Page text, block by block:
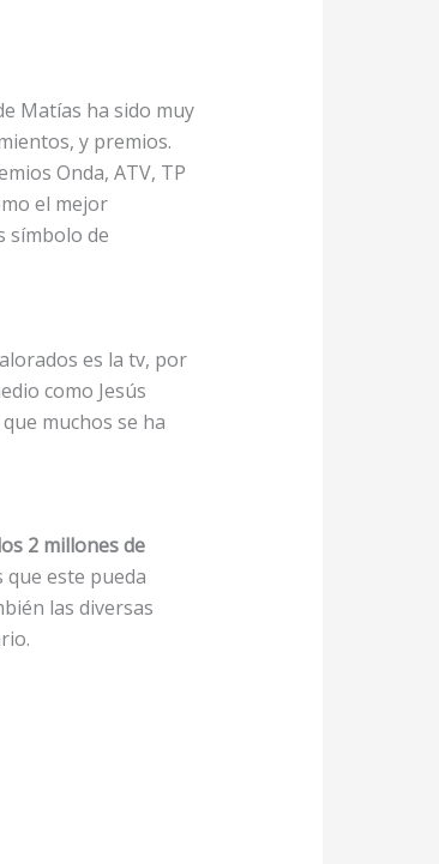
Matías ha sido muy
y premios.
Onda, ATV, TP
el mejor
símbolo de
es la tv, por
como Jesús
muchos se ha
2 millones de
este pueda
las diversas